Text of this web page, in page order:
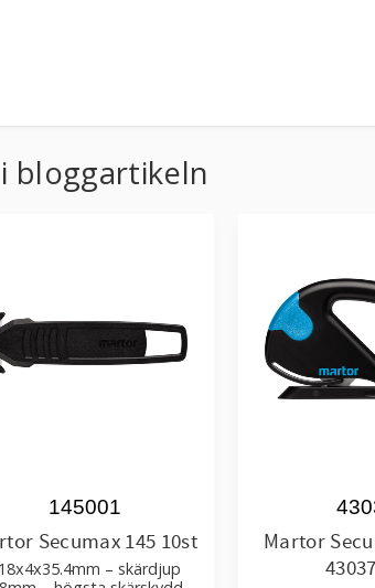
bloggartikeln
Secumax 145 10st
– skärdjup
145001
Martor